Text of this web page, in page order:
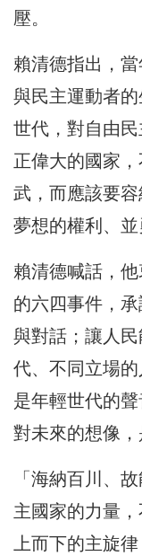
壓。
賴清德指出，
與民主運動者
世代，對自由
正偉大的國家
武，而應該要
夢想的權利、並
賴清德喊話，
的六四事件，
與對話；讓人
代、不同立場
是年輕世代的
對未來的想像，
「海納百川、
主國家的力量
上而下的主旋